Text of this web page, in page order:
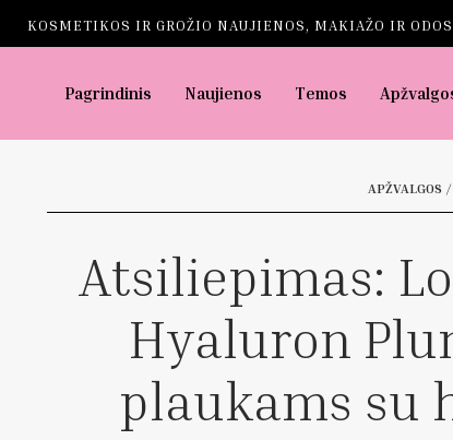
KOSMETIKOS IR GROŽIO NAUJIENOS, MAKIAŽO IR
Pagrindinis Naujienos Temos
APŽVALGOS
Atsiliepimas:
Hyaluron
plaukams su